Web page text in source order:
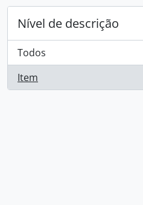
Nível de descrição
Todos
Item
, 1 resultados